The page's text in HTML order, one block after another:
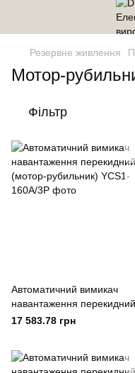
Резервне живлення
Мотор-
Фільтр
Автоматичний вимикач
навантаження перекидний
(мотор-рубильник) YCS1-
17 583.78 грн